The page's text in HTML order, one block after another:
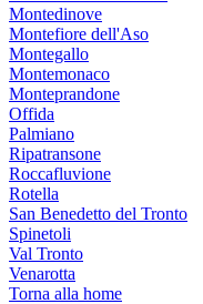
Montedinove
Montefiore dell'Aso
Montegallo
Montemonaco
Monteprandone
Offida
Palmiano
Ripatransone
Roccafluvione
Rotella
San Benedetto del Tronto
Spinetoli
Val Tronto
Venarotta
Torna alla home